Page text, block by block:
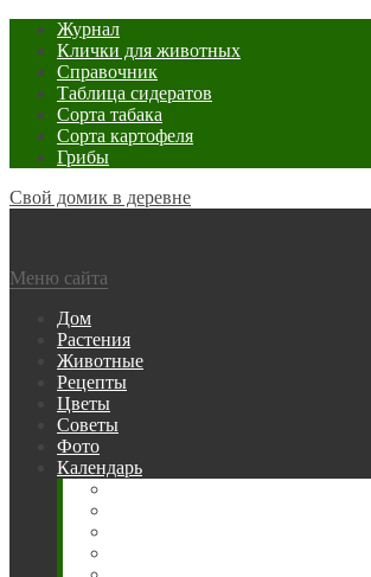
Журнал
Клички для животных
Справочник
Таблица сидератов
Сорта табака
Сорта картофеля
Грибы
Свой домик в деревне
Меню сайта
Дом
Растения
Животные
Рецепты
Цветы
Советы
Фото
Календарь